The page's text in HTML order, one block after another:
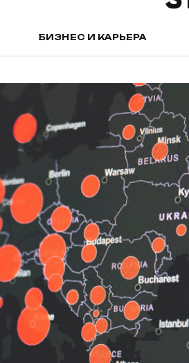
БИЗНЕС И КАРЬЕРА